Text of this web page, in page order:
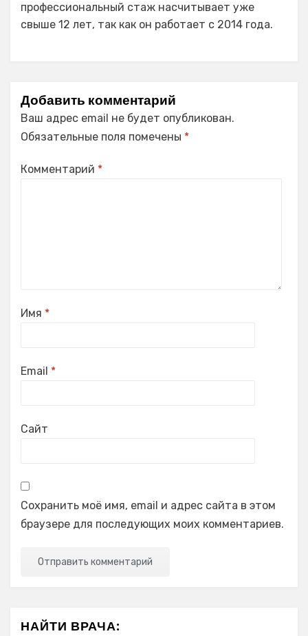
профессиональный стаж насчитывает уже
свыше 12 лет, так как он работает с 2014 года.
Добавить комментарий
Ваш адрес email не будет опубликован.
Обязательные поля помечены *
Комментарий *
Имя *
Email *
Сайт
Сохранить моё имя, email и адрес сайта в этом
браузере для последующих моих комментариев.
НАЙТИ ВРАЧА: